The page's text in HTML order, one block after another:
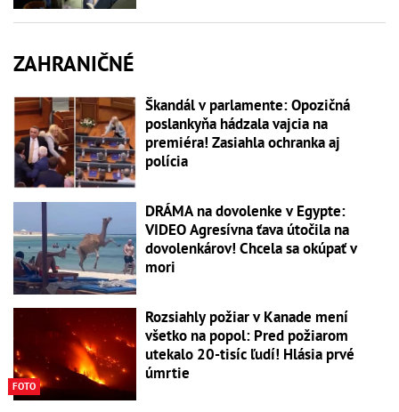
ZAHRANIČNÉ
Škandál v parlamente: Opozičná
poslankyňa hádzala vajcia na
premiéra! Zasiahla ochranka aj
polícia
DRÁMA na dovolenke v Egypte:
VIDEO Agresívna ťava útočila na
dovolenkárov! Chcela sa okúpať v
mori
FOTO
Rozsiahly požiar v Kanade mení
všetko na popol: Pred požiarom
utekalo 20-tisíc ľudí! Hlásia prvé
úmrtie